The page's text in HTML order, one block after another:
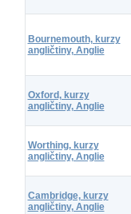
Bournemouth, kurzy
angličtiny, Anglie
Oxford, kurzy
angličtiny, Anglie
Worthing, kurzy
angličtiny, Anglie
Cambridge, kurzy
angličtiny, Anglie